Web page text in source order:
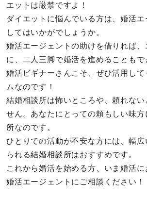
エットは厳禁ですよ！
ダイエットに悩んでいる方は、婚活エ
してはいかがでしょうか。
婚活エージェントの助けを借りれば
に、二人三脚で婚活を進めることもで
婚活ビギナーさんこそ、ぜひ活用し
ムなのです！
結婚相談所は怖いところや、頼れない
せん。あなたにとっての頼もしい味
所なのです。
ひとりでの活動が不安な方には、幅
られる結婚相談所はおすすめです。
これから婚活を始める方、いま婚活
婚活エージェントにご相談ください！